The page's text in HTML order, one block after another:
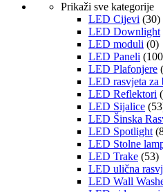
Prikaži sve kategorije
LED Cijevi (30)
LED Downlight
LED moduli (0)
LED Paneli
LED Plafonjere
LED rasvjeta za
LED Reflektori
LED Sijalice
LED Šinska
LED Spotlight
LED Stolne
LED Trake (53)
LED ulična
LED Wall